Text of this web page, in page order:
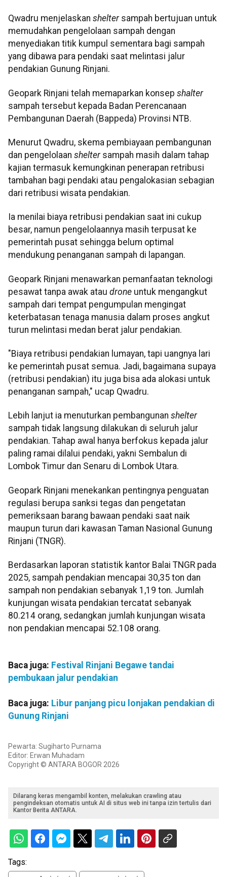
Qwadru menjelaskan sheltersampah bertujuan untuk
memudahkan pengelolaan sampah dengan
menyediakan titik kumpul sementara bagi sampah
yang dibawa para pendaki saat melintasi jalur
pendakian Gunung Rinjani.
Geopark Rinjani telah memaparkan konsep shalter
sampah tersebut kepada Badan Perencanaan
Pembangunan Daerah (Bappeda) Provinsi NTB.
Menurut Qwadru, skema pembiayaan pembangunan
dan pengelolaan sheltersampah masih dalam tahap
kajian termasuk kemungkinan penerapan retribusi
tambahan bagi pendaki atau pengalokasian sebagian
dari retribusi wisata pendakian.
Ia menilai biaya retribusi pendakian saat ini cukup
besar, namun pengelolaannya masih terpusat ke
pemerintah pusat sehingga belum optimal
mendukung penanganan sampah di lapangan.
Geopark Rinjani menawarkan pemanfaatan teknologi
pesawat tanpa awak atau drone untuk mengangkut
sampah dari tempat pengumpulan mengingat
keterbatasan tenaga manusia dalam proses angkut
turun melintasi medan berat jalur pendakian.
"Biaya retribusi pendakian lumayan, tapi uangnya lari
ke pemerintah pusat semua. Jadi, bagaimana supaya
(retribusi pendakian) itu juga bisa ada alokasi untuk
penanganan sampah," ucap Qwadru.
Lebih lanjut ia menuturkan pembangunan shelter
sampah tidak langsung dilakukan di seluruh jalur
pendakian. Tahap awal hanya berfokus kepada jalur
paling ramai dilalui pendaki, yakni Sembalun di
Lombok Timur dan Senaru di Lombok Utara.
Geopark Rinjani menekankan pentingnya penguatan
regulasi berupa sanksi tegas dan pengetatan
pemeriksaan barang bawaan pendaki saat naik
maupun turun dari kawasan Taman Nasional Gunung
Rinjani (TNGR).
Berdasarkan laporan statistik kantor Balai TNGR pada
2025, sampah pendakian mencapai 30,35 ton dan
sampah non pendakian sebanyak 1,19 ton. Jumlah
kunjungan wisata pendakian tercatat sebanyak
80.214 orang, sedangkan jumlah kunjungan wisata
non pendakian mencapai 52.108 orang.
Baca juga: Festival Rinjani Begawe tandai
pembukaan jalur pendakian
Baca juga: Libur panjang picu lonjakan pendakian di
Gunung Rinjani
Pewarta: Sugiharto Purnama
Editor: Erwan Muhadam
Copyright © ANTARA BOGOR 2026
Dilarang keras mengambil konten, melakukan crawling atau
pengindeksan otomatis untuk AI di situs web ini tanpa izin tertulis dari
Kantor Berita ANTARA.
Tags: